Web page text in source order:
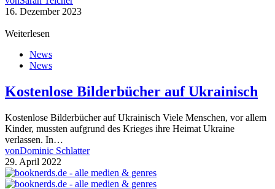
16. Dezember 2023
Weiterlesen
News
News
Kostenlose Bilderbücher auf Ukrainisch
Kostenlose Bilderbücher auf Ukrainisch Viele Menschen, vor allem
Kinder, mussten aufgrund des Krieges ihre Heimat Ukraine
verlassen. In…
vonDominic Schlatter
29. April 2022